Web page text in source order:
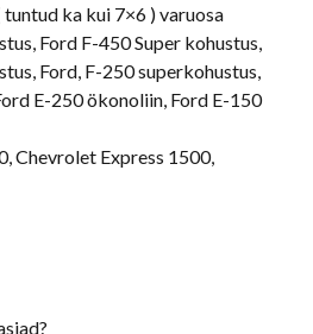
ka kui 7×6 ) varuosa
Ford F-450 Super kohustus,
Ford, F-250 superkohustus,
E-250 ökonoliin, Ford E-150
Chevrolet Express 1500,